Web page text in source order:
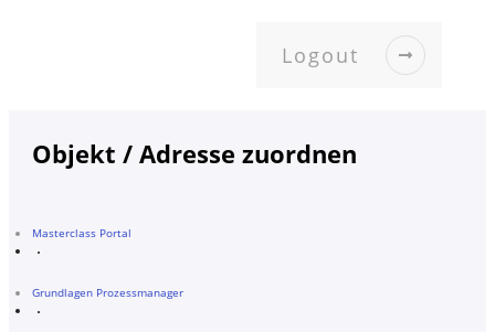
Logout
Objekt / Adresse zuordnen
Masterclass Portal
Grundlagen Prozessmanager